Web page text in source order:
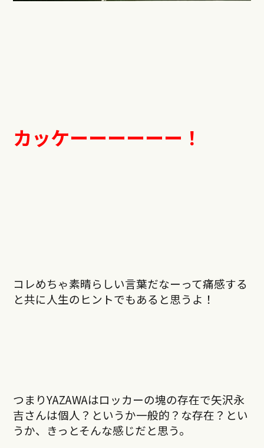
カッケーーーーーー！
コレめちゃ素晴らしい言葉だなーって痛感する
と共に人生のヒントでもあると思うよ！
つまりYAZAWAはロッカーの塊の存在で矢沢永
吉さんは個人？というか一般的？な存在？とい
うか、きっとそんな感じだと思う。